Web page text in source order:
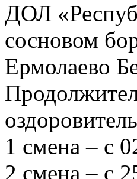
ДОЛ
сосновом
Ермолаево
1 смена – с
2 смена – с